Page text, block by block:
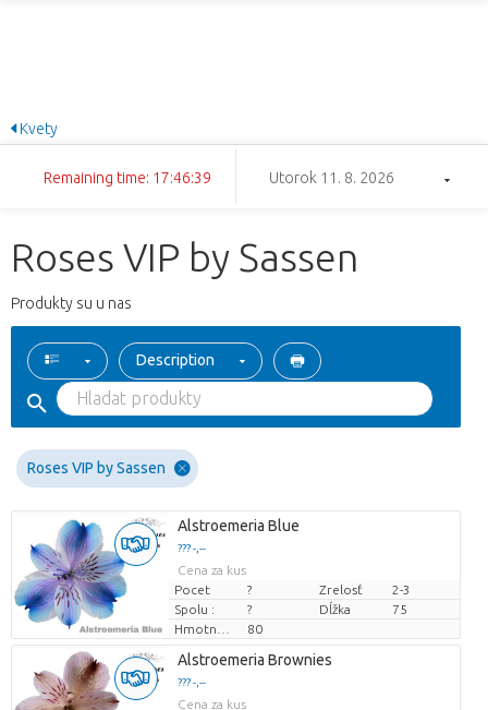
Kvety
Remaining time: 17:46:38 Utorok 11. 8. 2026
Roses VIP by Sassen
Produkty su u nas
Description
Roses VIP by Sassen
Alstroemeria Blue
??? -,--
Cena za kus
Pocet
? Zrelosť
2-3
Spolu :
? Dĺžka
75
80
Alstroemeria Brownies
??? -,--
Cena za kus